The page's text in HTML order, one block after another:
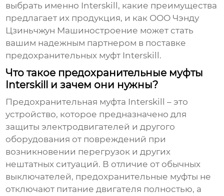
выбрать именно Interskill, какие преимущества
предлагает их продукция, и как ООО Чэнду
Цзиньчжун Машиностроение может стать
вашим надежным партнером в поставке
предохранительных муфт Interskill .
Что такое предохранительные муфты
Interskill и зачем они нужны?
Предохранительная муфта Interskill – это
устройство, которое предназначено для
защиты электродвигателей и другого
оборудования от повреждений при
возникновении перегрузок и других
нештатных ситуаций. В отличие от обычных
выключателей, предохранительные муфты не
отключают питание двигателя полностью, а